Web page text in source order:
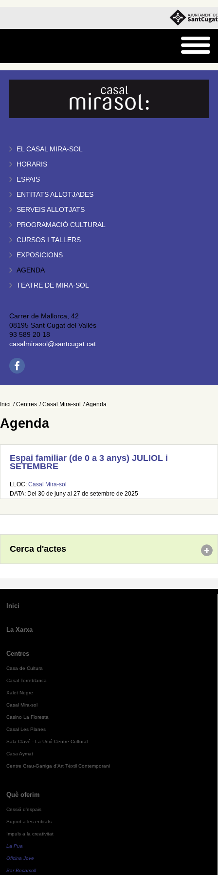
EL CASAL MIRA-SOL
HORARIS
ESPAIS
ENTITATS ALLOTJADES
SERVEIS ALLOTJATS
PROGRAMACIÓ CULTURAL
CURSOS I TALLERS
EXPOSICIONS
AGENDA
TEATRE DE MIRA-SOL
Carrer de Mallorca, 42
08195 Sant Cugat del Vallès
93 589 20 18
casalmirasol@santcugat.cat
Inici Centres Casal Mira-sol Agenda
Agenda
Espai familiar (de 0 a 3 anys) JULIOL i
SETEMBRE
LLOC: Casal Mira-sol
DATA: Del 30 de juny al 27 de setembre de 2025
Cerca d'actes
Inici
La Xarxa
Centres
Casa de Cultura
Casal Torreblanca
Xalet Negre
Casal Mira-sol
Casino La Floresta
Casal Les Planes
Sala Clavé - La Unió Centre Cultural
Casa Aymat
Centre Grau-Garriga d'Art Tèxtil Contemporani
Què oferim
Cessió d'espais
Suport a les entitats
Impuls a la creativitat
La Pua
Oficina Jove
Bar Bocamoll